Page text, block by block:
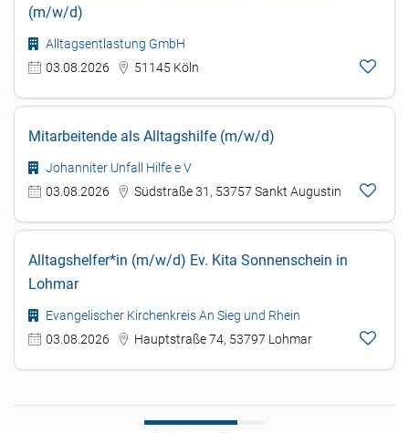
(m/w/d)
Alltagsentlastung GmbH
03.08.2026
51145 Köln
Mitarbeitende als Alltagshilfe (m/w/d)
Johanniter Unfall Hilfe e V
03.08.2026
Südstraße 31, 53757 Sankt Augustin
Alltagshelfer*in (m/w/d) Ev. Kita Sonnenschein in
Lohmar
Evangelischer Kirchenkreis An Sieg und Rhein
03.08.2026
Hauptstraße 74, 53797 Lohmar